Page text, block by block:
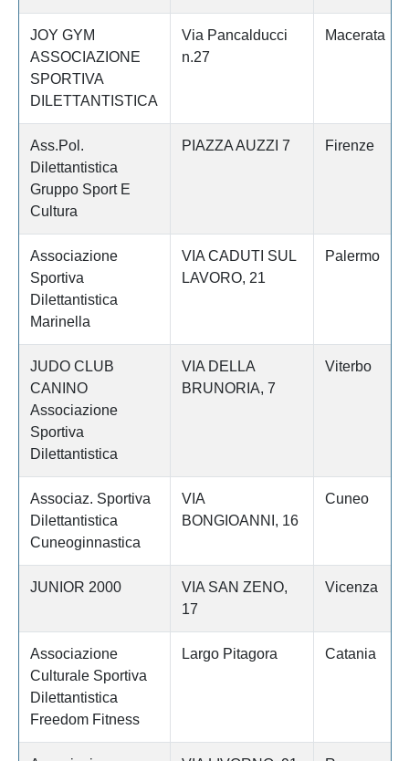
JOY GYM
ASSOCIAZIONE
SPORTIVA
DILETTANTISTICA
Via Pancalducci
n.27
Macerata
Ass.Pol.
Dilettantistica
Gruppo Sport E
Cultura
PIAZZA AUZZI 7 Firenze
Associazione
Sportiva
Dilettantistica
Marinella
VIA CADUTI SUL
LAVORO, 21
Palermo
JUDO CLUB
CANINO
Associazione
Sportiva
Dilettantistica
VIA DELLA
BRUNORIA, 7
Viterbo
Associaz. Sportiva
Dilettantistica
Cuneoginnastica
VIA
BONGIOANNI, 16
Cuneo
JUNIOR 2000
VIA SAN ZENO,
17
Vicenza
Associazione
Culturale Sportiva
Dilettantistica
Freedom Fitness
Largo Pitagora Catania